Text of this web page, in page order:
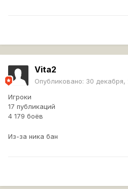
Vita2
Опубликовано: 30 декабря,
Игроки
17 публикаций
4 179 боёв
Из-за ника бан